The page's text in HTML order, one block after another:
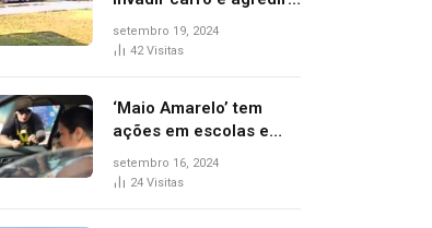
delegado aposentado
durante confusão no
setembro 19, 2024
42Visitas
‘Maio Amarelo’ tem
ações em escolas e
ruas para prevenir
acidentes no trânsito
setembro 16, 2024
24 Visitas